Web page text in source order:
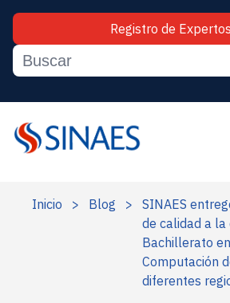
Registro de Expertos
Inicio > Blog >
SINAES
de calidad a la
Bachillerato
Computación
diferentes